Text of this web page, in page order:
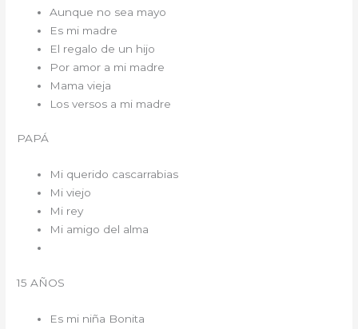
Aunque no sea mayo
Es mi madre
El regalo de un hijo
Por amor a mi madre
Mama vieja
Los versos a mi madre
PAPÁ
Mi querido cascarrabias
Mi viejo
Mi rey
Mi amigo del alma
15 AÑOS
Es mi niña Bonita